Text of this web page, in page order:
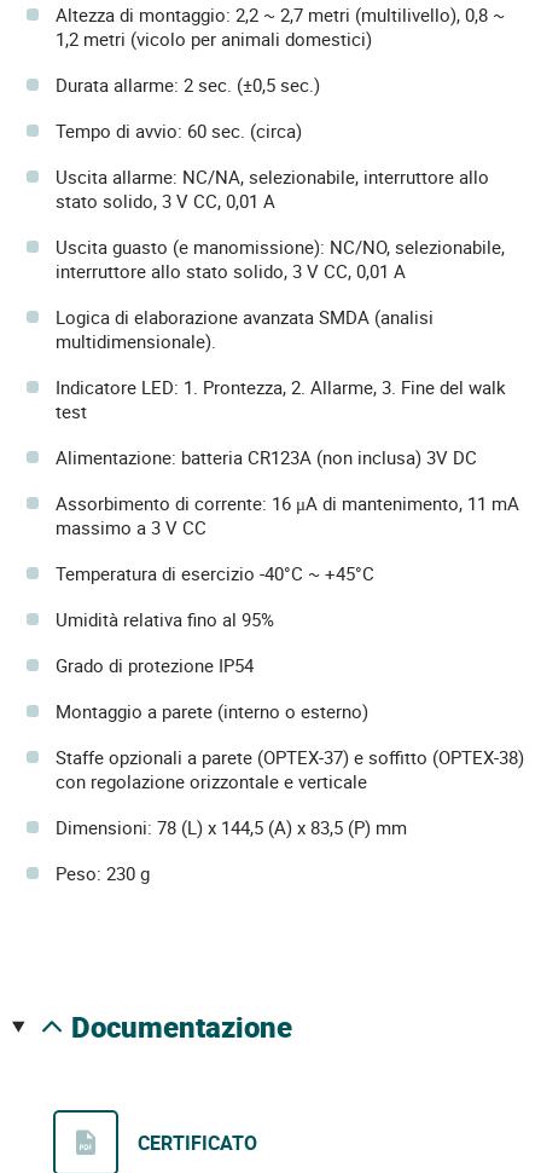
Altezza di montaggio: 2,2 ~ 2,7 metri (multilivello), 0,8 ~
1,2 metri (vicolo per animali domestici)
Durata allarme: 2 sec. (±0,5 sec.)
Tempo di avvio: 60 sec. (circa)
Uscita allarme: NC/NA, selezionabile, interruttore allo
stato solido, 3 V CC, 0,01 A
Uscita guasto (e manomissione): NC/NO, selezionabile,
interruttore allo stato solido, 3 V CC, 0,01 A
Logica di elaborazione avanzata SMDA (analisi
multidimensionale).
Indicatore LED: 1. Prontezza, 2. Allarme, 3. Fine del walk
test
Alimentazione: batteria CR123A (non inclusa) 3V DC
Assorbimento di corrente: 16 μA di mantenimento, 11 mA
massimo a 3 V CC
Temperatura di esercizio -40°C ~ +45°C
Umidità relativa fino al 95%
Grado di protezione IP54
Montaggio a parete (interno o esterno)
Staffe opzionali a parete (OPTEX-37) e soffitto (OPTEX-38)
con regolazione orizzontale e verticale
Dimensioni: 78 (L) x 144,5 (A) x 83,5 (P) mm
Peso: 230 g
documentazione
CERTIFICATO